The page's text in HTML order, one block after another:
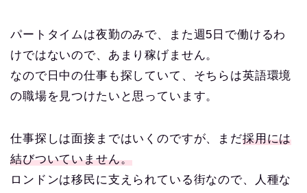
パートタイムは夜勤のみで、また週5日で働けるわ
けではないので、あまり稼げません。
なので日中の仕事も探していて、そちらは英語環境
の職場を見つけたいと思っています。
仕事探しは面接まではいくのですが、まだ採用には
結びついていません。
ロンドンは移民に支えられている街なので、人種な